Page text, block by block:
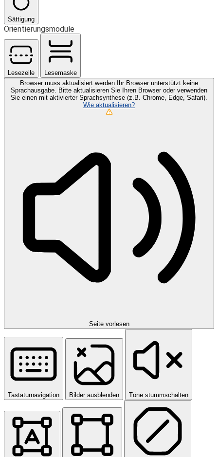
Sättigung
Orientierungsmodule
Lesezeile
Lesemaske
Browser muss aktualisiert werden
Ihr Browser unterstützt keine
Sprachausgabe. Bitte aktualisieren Sie Ihren Browser oder verwenden
Sie einen mit aktivierter Sprachsynthese (z.B. Chrome, Edge, Safari).
Wie aktualisieren?
Seite vorlesen
Tastaturnavigation Bilder ausblenden Töne stummschalten